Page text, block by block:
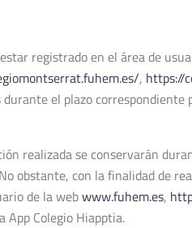
registrado en el área de
, https://
el plazo
realizada se conservarán
obstante, con la finalidad de
de la webwww.fuhem.es,
App Colegio Hiapptia.